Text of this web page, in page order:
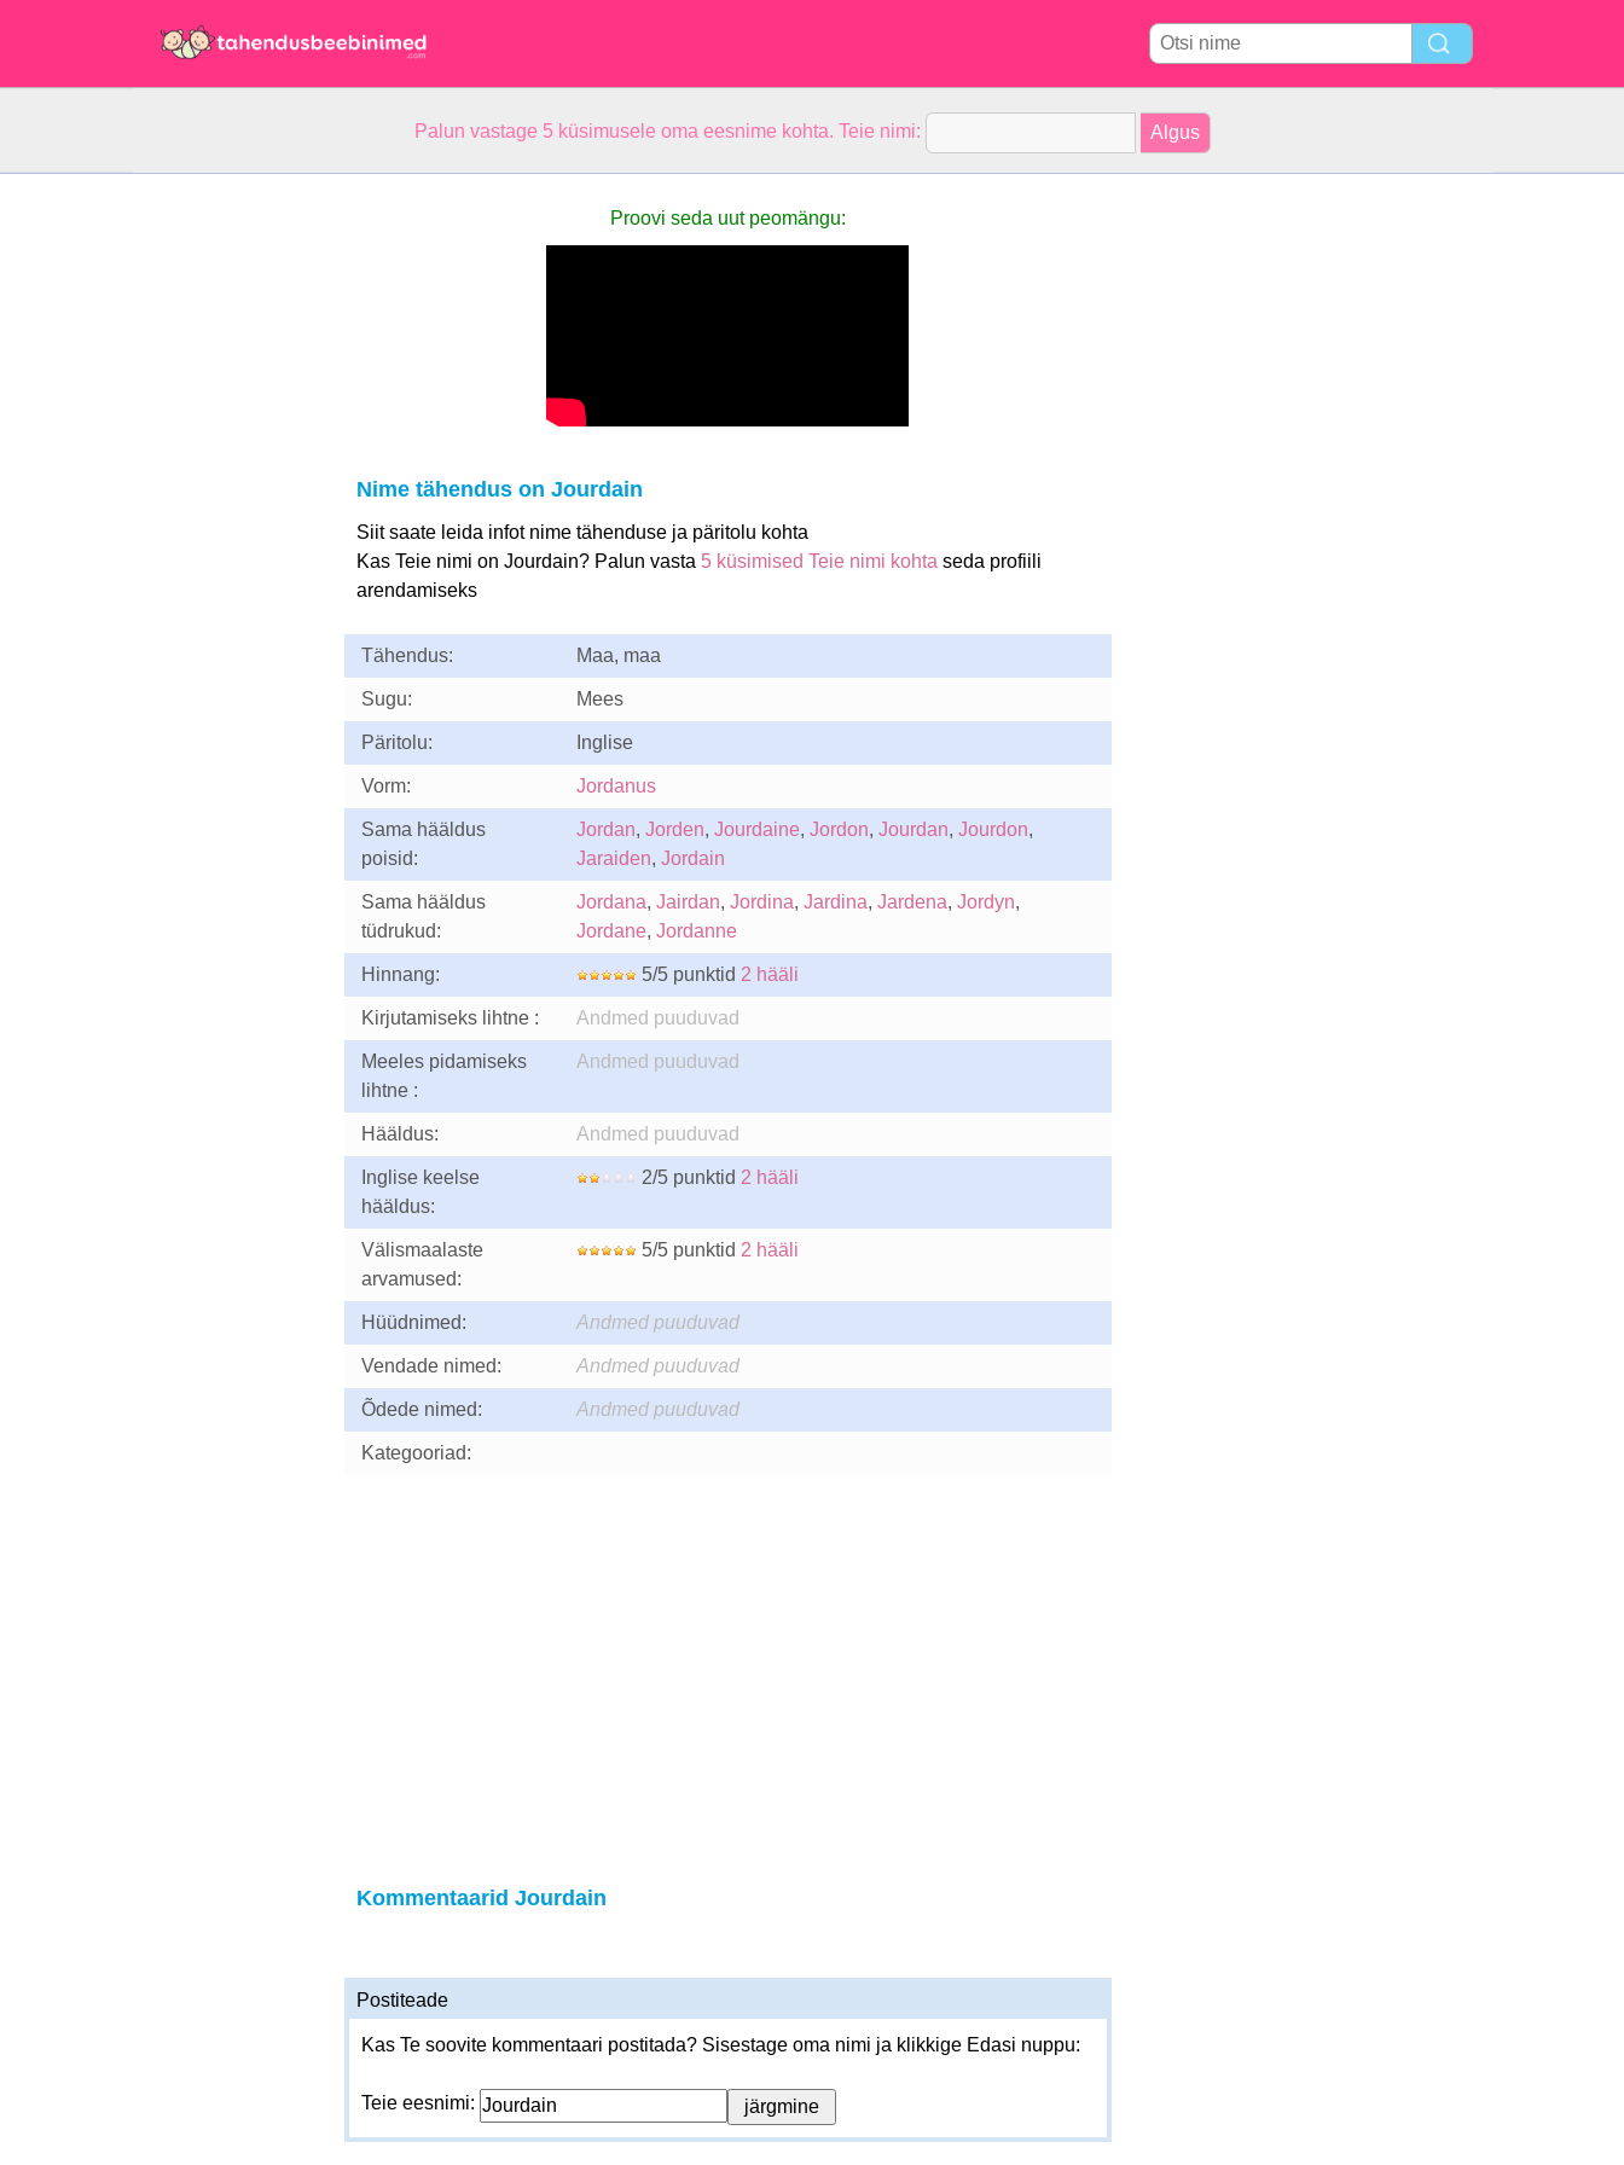
Palun vastage 5 küsimusele oma eesnime kohta. Teie nimi:
Proovi seda uut peomängu:
Nime tähendus on Jourdain
Siit saate leida infot nime tähenduse ja päritolu kohta
Kas Teie nimi on Jourdain? Palun vasta 5 küsimised Teie nimi kohta seda profiili
arendamiseks
Tähendus: Maa, maa
Sugu: Mees
Päritolu: Inglise
Vorm: Jordanus
Sama hääldus
poisid:
Jordan, Jorden, Jourdaine, Jordon, Jourdan, Jourdon,
Jaraiden, Jordain
Sama hääldus
tüdrukud:
Jordana, Jairdan, Jordina, Jardina, Jardena, Jordyn,
Jordane, Jordanne
Hinnang: 5/5 punktid 2 hääli
Kirjutamiseks lihtne : Andmed puuduvad
Meeles pidamiseks
lihtne :
Andmed puuduvad
Hääldus: Andmed puuduvad
Inglise keelse
hääldus:
2/5 punktid 2 hääli
Välismaalaste
arvamused:
5/5 punktid 2 hääli
Hüüdnimed: Andmed puuduvad
Vendade nimed: Andmed puuduvad
Õdede nimed: Andmed puuduvad
Kategooriad:
Kommentaarid Jourdain
Postiteade
Kas Te soovite kommentaari postitada? Sisestage oma nimi ja klikkige Edasi nuppu:
Teie eesnimi: